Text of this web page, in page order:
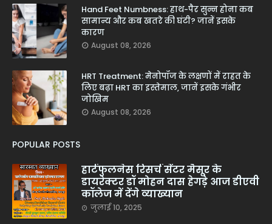
Hand Feet Numbness: हाथ-पैर सुन्न होना कब
सामान्य और कब खतरे की घंटी? जानें इसके
कारण
August 08, 2026
HRT Treatment: मेनोपॉज के लक्षणों में राहत के
लिए बढ़ा HRT का इस्तेमाल, जानें इसके गंभीर
जोखिम
August 08, 2026
POPULAR POSTS
हार्टफुलनेस रिसर्च सेंटर मैसूर के
डायरेक्टर डॉ मोहन दास हेगड़े आज डीएवी
कॉलेज में देंगे व्याख्यान
जुलाई 10, 2025